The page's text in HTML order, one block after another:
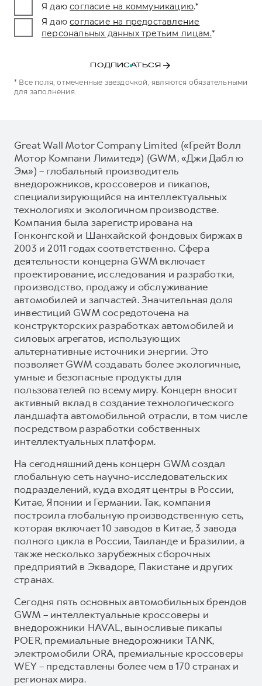
Я даю согласие на коммуникацию.*
Я даю согласие на предоставление
персональных данных третьим лицам.*
ПОДПИСАТЬСЯ
* Все поля, отмеченные звездочкой, являются обязательными
для заполнения.
Great Wall Motor Company Limited («Грейт Волл
Мотор Компани Лимитед») (GWM, «Джи Дабл ю
Эм») – глобальный производитель
внедорожников, кроссоверов и пикапов,
специализирующийся на интеллектуальных
технологиях и экологичном производстве.
Компания была зарегистрирована на
Гонконгской и Шанхайской фондовых биржах в
2003 и 2011 годах соответственно. Сфера
деятельности концерна GWM включает
проектирование, исследования и разработки,
производство, продажу и обслуживание
автомобилей и запчастей. Значительная доля
инвестиций GWM сосредоточена на
конструкторских разработках автомобилей и
силовых агрегатов, использующих
альтернативные источники энергии. Это
позволяет GWM создавать более экологичные,
умные и безопасные продукты для
пользователей по всему миру. Концерн вносит
активный вклад в создание технологического
ландшафта автомобильной отрасли, в том числе
посредством разработки собственных
интеллектуальных платформ.
На сегодняшний день концерн GWM создал
глобальную сеть научно-исследовательских
подразделений, куда входят центры в России,
Китае, Японии и Германии. Так, компания
построила глобальную производственную сеть,
которая включает 10 заводов в Китае, 3 завода
полного цикла в России, Таиланде и Бразилии, а
также несколько зарубежных сборочных
предприятий в Эквадоре, Пакистане и других
странах.
Сегодня пять основных автомобильных брендов
GWM – интеллектуальные кроссоверы и
внедорожники HAVAL, выносливые пикапы
POER, премиальные внедорожники TANK,
электромобили ORA, премиальные кроссоверы
WEY – представлены более чем в 170 странах и
регионах мира.